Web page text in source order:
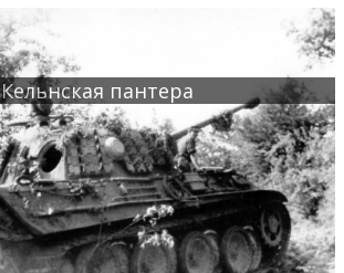
Кельнская пантера